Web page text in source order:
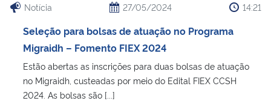
Notícia 27/05/2024 14:21
Seleção para bolsas de atuação no Programa
Migraidh – Fomento FIEX 2024
Estão abertas as inscrições para duas bolsas de atuação
no Migraidh, custeadas por meio do Edital FIEX CCSH
2024. As bolsas são [...]